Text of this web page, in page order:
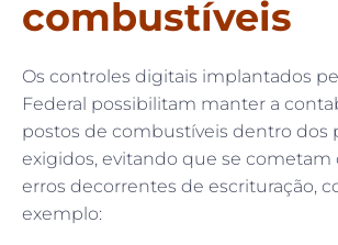
combustíveis
Os controles digitais implantados
Federal possibilitam manter a
postos de combustíveis dentro dos
exigidos, evitando que se cometam
erros decorrentes de escrituração,
exemplo: